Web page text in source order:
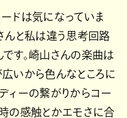
ドは気になっていま
んと私は違う思考回路
す。崎山さんの楽曲は
いから色んなところに
ィーの繋がりからコー
の感触とかエモさに合